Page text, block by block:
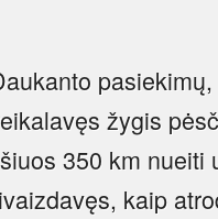
žygis
350 km
kaip